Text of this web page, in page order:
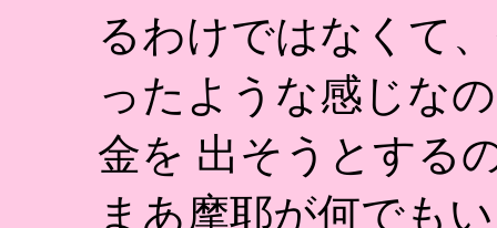
るわけではなくて
ったような感じな
金を 出そうとする
まあ摩耶が何でも